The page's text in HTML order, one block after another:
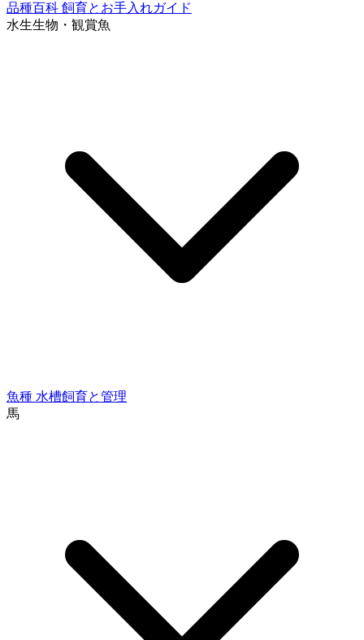
品種百科 飼育とお手入れガイド
水生生物・観賞魚
魚種 水槽飼育と管理
馬